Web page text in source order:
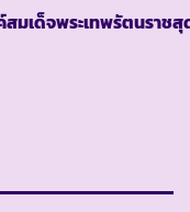
มเด็จพระเทพรัตนราชสุ